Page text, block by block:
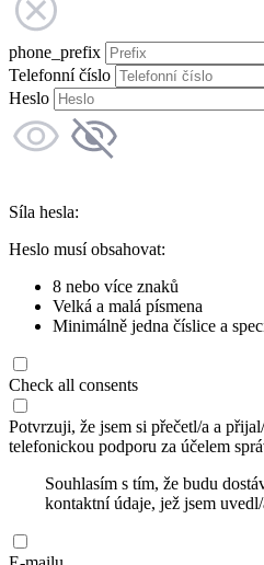
phone_prefix
Telefonní číslo
Heslo
Síla hesla:
Heslo musí obsahovat:
8 nebo více znaků
Velká a malá písmena
Minimálně jedna číslice a
Check all consents
Potvrzuji, že jsem si přečetl/a a
telefonickou podporu za účelem
Souhlasím s tím, že budu
kontaktní údaje, jež jsem